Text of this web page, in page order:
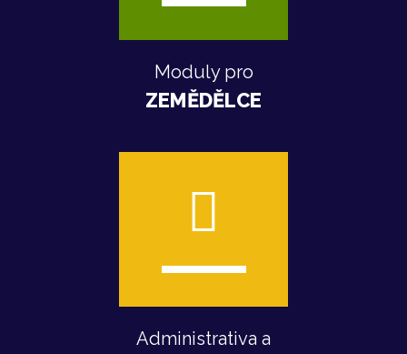
Moduly pro
ZEMĚDĚLCE
Administrativa a